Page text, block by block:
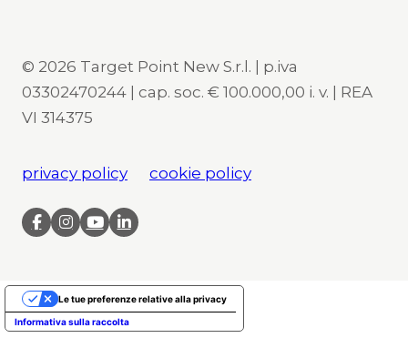
© 2026 Target Point New S.r.l. | p.iva
03302470244 | cap. soc. € 100.000,00 i. v. | REA
VI 314375
privacy policy cookie policy
Informativa sulla raccolta
Le tue preferenze relative alla privacy